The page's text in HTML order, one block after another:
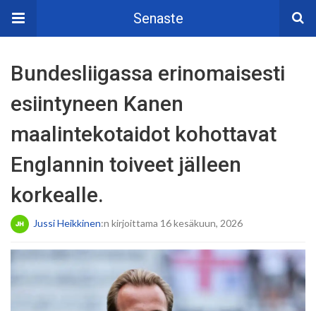
Senaste
Bundesliigassa erinomaisesti
esiintyneen Kanen
maalintekotaidot kohottavat
Englannin toiveet jälleen
korkealle.
Jussi Heikkinen:n kirjoittama 16 kesäkuun, 2026